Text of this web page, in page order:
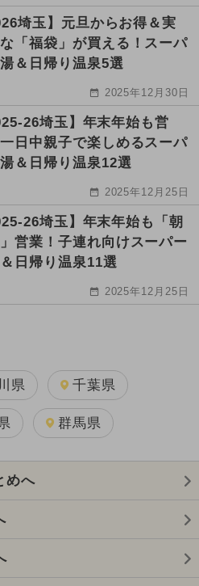
埼玉】元旦からお得＆実
「福袋」が買える！スーパ
＆日帰り温泉5選
2025年12月30日
26埼玉】年末年始も営
日中親子で楽しめるスーパ
＆日帰り温泉12選
2025年12月25日
26埼玉】年末年始も「朝
営業！子連れ向けスーパー
日帰り温泉11選
2025年12月25日
県 千葉県
群馬県
めへ